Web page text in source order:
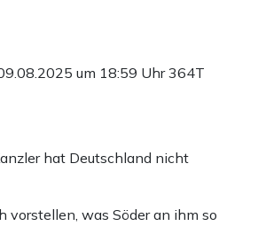
um 18:59 Uhr364T
hat Deutschland nicht
vorstellen, was Söder an ihm so